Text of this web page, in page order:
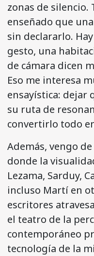
zonas de silencio.
enseñado que
sin declararlo.
gesto, una
de cámara dicen
Eso me interesa
ensayística: dejar
su ruta de
convertirlo todo
Además, vengo
donde la
Lezama, Sarduy,
incluso Martí en
escritores
el teatro de la
contemporáneo
tecnología de la